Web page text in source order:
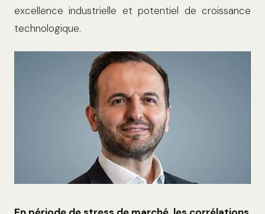
excellence industrielle et potentiel de croissance
technologique.